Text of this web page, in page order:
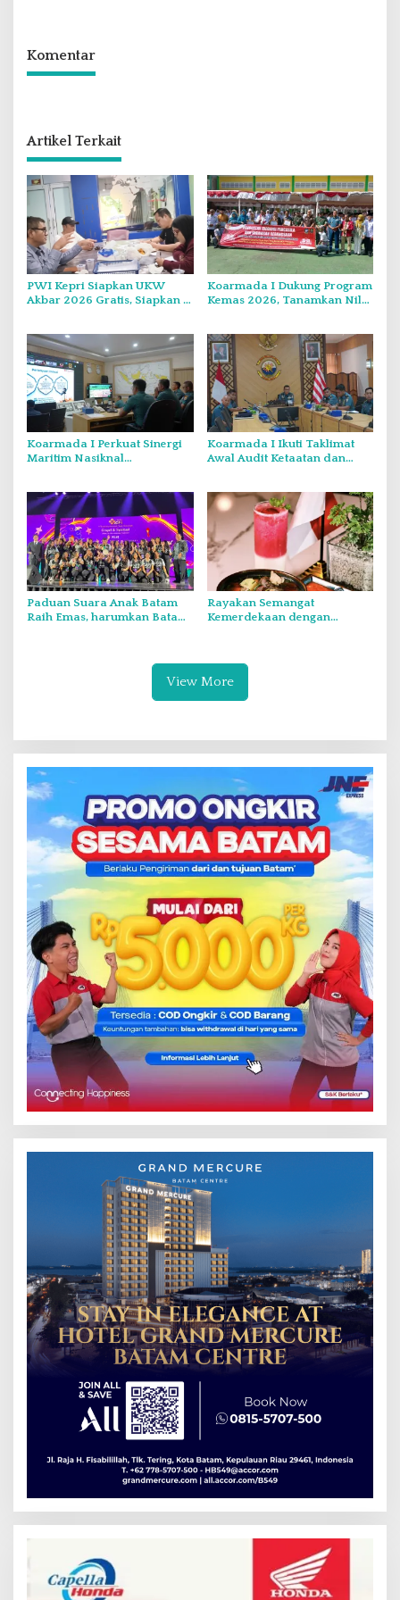
Komentar
Artikel Terkait
PWI Kepri Siapkan UKW
Akbar 2026 Gratis, Siapkan 6
Koarmada I Dukung Program
Kemas 2026, Tanamkan Nilai
Koarmada I Perkuat Sinergi
Maritim Nasiknal
Laut Natuna Utara
Koarmada I Ikuti Taklimat
Awal Audit Ketaatan dan
Paduan Suara Anak Batam
Raih Emas, harumkan Batam
Rayakan Semangat
Kemerdekaan dengan
View More